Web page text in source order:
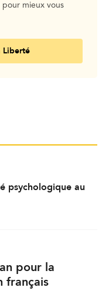
pour mieux vous
Liberté
psychologique au
pour la
français